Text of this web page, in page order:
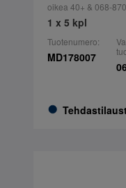
oikea 40+ & 068-
1 x 5 kpl
Tuotenumero:
MD178007